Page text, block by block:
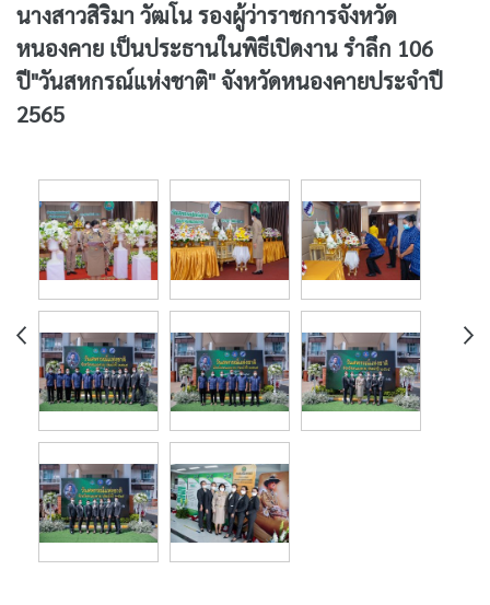
นางสาวสิริมา วัฒโน รองผู้ว่าราชการจังหวัด
หนองคาย เป็นประธานในพิธีเปิดงาน รำลึก 106
ปี"วันสหกรณ์แห่งชาติ" จังหวัดหนองคายประจำปี
2565